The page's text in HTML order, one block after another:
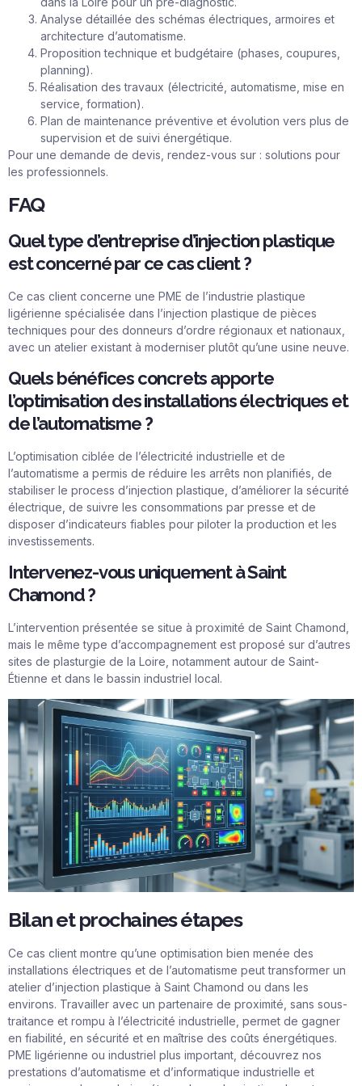
Analyse détaillée des schémas électriques, armoires et
architecture d’automatisme.
Proposition technique et budgétaire (phases, coupures,
planning).
Réalisation des travaux (électricité, automatisme, mise en
service, formation).
Plan de maintenance préventive et évolution vers plus de
supervision et de suivi énergétique.
Pour une demande de devis, rendez-vous sur : solutions pour
les professionnels.
FAQ
Quel type d’entreprise d’injection plastique
est concerné par ce cas client ?
Ce cas client concerne une PME de l’industrie plastique
ligérienne spécialisée dans l’injection plastique de pièces
techniques pour des donneurs d’ordre régionaux et nationaux,
avec un atelier existant à moderniser plutôt qu’une usine neuve.
Quels bénéfices concrets apporte
l’optimisation des installations électriques et
de l’automatisme ?
L’optimisation ciblée de l’électricité industrielle et de
l’automatisme a permis de réduire les arrêts non planifiés, de
stabiliser le process d’injection plastique, d’améliorer la sécurité
électrique, de suivre les consommations par presse et de
disposer d’indicateurs fiables pour piloter la production et les
investissements.
Intervenez-vous uniquement à Saint
Chamond ?
L’intervention présentée se situe à proximité de Saint Chamond,
mais le même type d’accompagnement est proposé sur d’autres
sites de plasturgie de la Loire, notamment autour de Saint-
Étienne et dans le bassin industriel local.
Bilan et prochaines étapes
Ce cas client montre qu’une optimisation bien menée des
installations électriques et de l’automatisme peut transformer un
atelier d’injection plastique à Saint Chamond ou dans les
environs. Travailler avec un partenaire de proximité, sans sous-
traitance et rompu à l’électricité industrielle, permet de gagner
en fiabilité, en sécurité et en maîtrise des coûts énergétiques.
PME ligérienne ou industriel plus important, découvrez nos
prestations d’automatisme et d’informatique industrielle et